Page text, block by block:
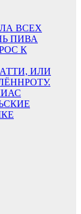
ВСЕХ
ПИВА
К
ИЛИ